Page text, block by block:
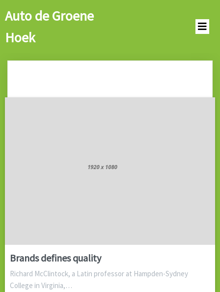
Auto de Groene
Hoek
Brands defines quality
Richard McClintock, a Latin professor at Hampden-Sydney
College in Virginia,…